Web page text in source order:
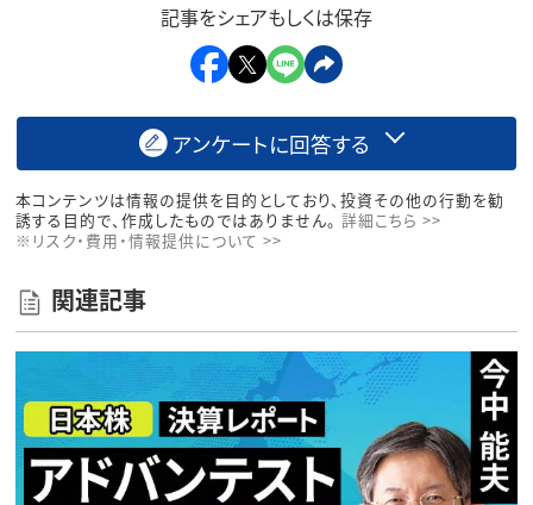
記事をシェアもしくは保存
アンケートに回答する
本コンテンツは情報の提供を目的としており、投資その他の行動を勧
誘する目的で、作成したものではありません。 詳細こちら >>
※リスク・費用・情報提供について >>
関連記事